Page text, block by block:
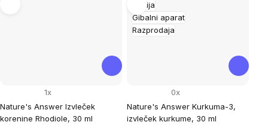
Nature's Answer Izvleček
korenine Rhodiole, 30 ml
1x
Akcija
Gibalni aparat
Razprodaja
Nature's Answer Kurkuma-3,
izvleček kurkume, 30 ml
0x